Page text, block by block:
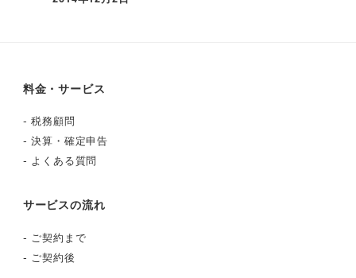
料金・サービス
-税務顧問
-決算・確定申告
- よくある質問
サービスの流れ
- ご契約まで
- ご契約後